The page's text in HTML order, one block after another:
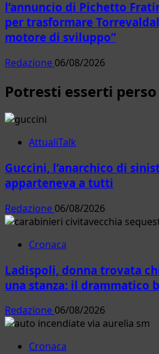
l’annuncio di Pichetto
per trasformare
motore di sviluppo”
Redazione 06/08/2026
Potresti esserti perso
AttualiTalk
Guccini, l’anarchico di
apparteneva a tutti
Redazione 06/08/2026
Cronaca
Ladispoli, donna trovata
una stanza: il drammatico
Redazione 06/08/2026
Cronaca